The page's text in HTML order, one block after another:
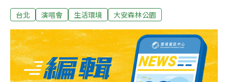
演唱會設備已撤除，僅設舞台和周邊布條、柵欄正在拆
之友基金會副執行長陳鴻楷指出，舞台後方的螢火蟲生態
池並未受到影響。基金會30日下午3時就派員守到晚間10
時，樂迷都很節制，加上五月天有呼籲民眾不要帶螢光
棒，就算有也別靠近螢火蟲生態池，因此兩邊都相安無
台北 演唱會 生活環境 大安森林公園